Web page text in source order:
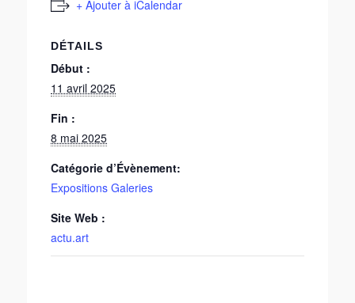
+ Ajouter à iCalendar
DÉTAILS
Début :
11 avril 2025
Fin :
8 mai 2025
Catégorie d’Évènement:
Expositions Galeries
Site Web :
actu.art